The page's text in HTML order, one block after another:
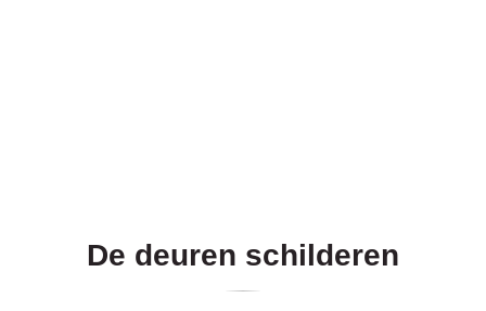
De deuren schilderen